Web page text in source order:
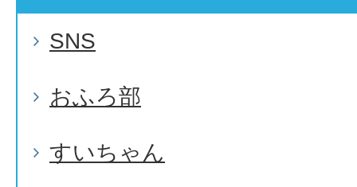
SNS
おふろ部
すいちゃん